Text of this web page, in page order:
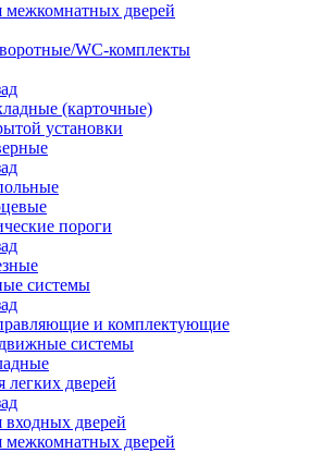
межкомнатных дверей
WC-комплекты
(карточные)
установки
пороги
системы
и комплектующие
системы
легких дверей
входных дверей
межкомнатных дверей